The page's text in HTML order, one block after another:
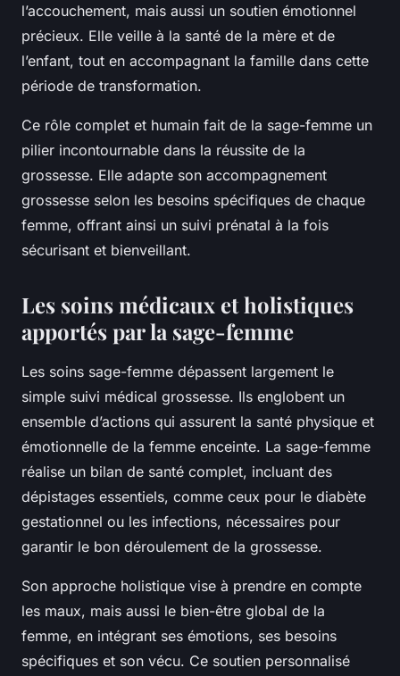
l’accouchement, mais aussi un soutien émotionnel
précieux. Elle veille à la santé de la mère et de
l’enfant, tout en accompagnant la famille dans cette
période de transformation.
Ce rôle complet et humain fait de la sage-femme un
pilier incontournable dans la réussite de la
grossesse. Elle adapte son accompagnement
grossesse selon les besoins spécifiques de chaque
femme, offrant ainsi un suivi prénatal à la fois
sécurisant et bienveillant.
Les soins médicaux et holistiques
apportés par la sage-femme
Les soins sage-femme dépassent largement le
simple suivi médical grossesse. Ils englobent un
ensemble d’actions qui assurent la santé physique et
émotionnelle de la femme enceinte. La sage-femme
réalise un bilan de santé complet, incluant des
dépistages essentiels, comme ceux pour le diabète
gestationnel ou les infections, nécessaires pour
garantir le bon déroulement de la grossesse.
Son approche holistique vise à prendre en compte
les maux, mais aussi le bien-être global de la
femme, en intégrant ses émotions, ses besoins
spécifiques et son vécu. Ce soutien personnalisé